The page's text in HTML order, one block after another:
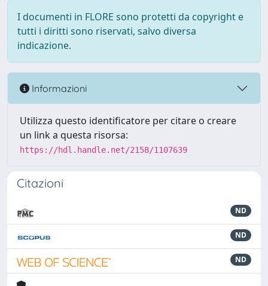
I documenti in FLORE sono protetti da copyright e
tutti i diritti sono riservati, salvo diversa
indicazione.
Informazioni
Utilizza questo identificatore per citare o creare
un link a questa risorsa:
https://hdl.handle.net/2158/1107639
Citazioni
ND
ND
ND